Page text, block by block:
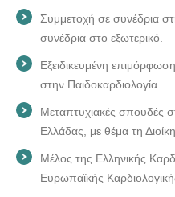
Συμμετοχή σε συνέδρια
συνέδρια στο εξωτερικό.
Εξειδικευμένη
στην Παιδοκαρδιολογία.
Μεταπτυχιακές σπουδές
Ελλάδας, με θέμα τη
Μέλος της Ελληνικής
Ευρωπαϊκής